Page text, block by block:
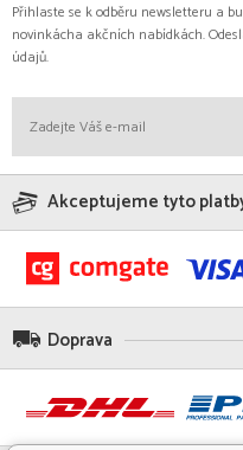
Přihlaste se k odběru newsletteru a
novinkácha akčních nabídkách.
údajů.
Akceptujeme tyto
Doprava